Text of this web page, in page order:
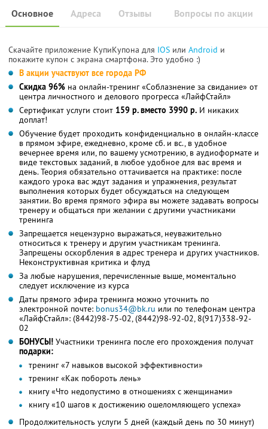
Основное Отзывы Вопросы по акции
Адреса
Скачайте приложение КупиКупона для IOS или Android и
покажите купон с экрана смартфона. Это удобно :)
В акции участвуют все города РФ
Скидка 96% на онлайн-тренинг «Соблазнение за свидание» от
центра личностного и делового прогресса «ЛайфСтайл»
Сертификат услуги стоит 159 р. вместо 3990 р. И никаких
доплат!
Обучение будет проходить конфиденциально в онлайн-классе
в прямом эфире, ежедневно, кроме сб. и вс., в удобное
вечернее время или, по вашему усмотрению, в аудиоформате и
виде текстовых заданий, в любое удобное для вас время и
день. Теория обязательно оттачивается на практике: после
каждого урока вас ждут задания и упражнения, результат
выполнения которых будет обсуждаться на следующем
занятии. Во время прямого эфира вы можете задавать вопросы
тренеру и общаться при желании с другими участниками
тренинга
Запрещается нецензурно выражаться, неуважительно
относиться к тренеру и другим участникам тренинга.
Запрещены оскорбления в адрес тренера и других участников.
Неконструктивная критика и флуд
За любые нарушения, перечисленные выше, моментально
следует исключение из курса
Даты прямого эфира тренинга можно уточнить по
электронной почте: bonus34@bk.ru или по телефонам центра
«ЛайфСтайл»: (8442)98-75-02, (8442)98-92-02, 8(917)338-92-
02
БОНУСЫ! Участники тренинга после его прохождения получат
подарки:
тренинг «7 навыков высокой эффективности»
тренинг «Как побороть лень»
книгу «Что недопустимо в отношениях с женщинами»
книгу «10 шагов к достижению ошеломляющего успеха»
Продолжительность услуги 5 дней (каждый день по 30 минут)